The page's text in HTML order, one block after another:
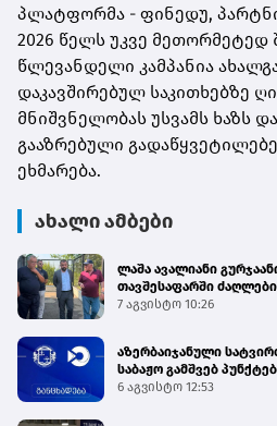
პლატფორმა - ფინედუ,
2026 წელს უკვე მეთორმეტედ
წლევანდელი კამპანია
დაკავშირებულ საკითხებზე
მნიშვნელობას უსვამს ხაზს
გააზრებული
ეხმარება.
ახალი ამბები
ლაშა ავალიანი
თავშესაფარში
მართვის პროგრამის
7 აგვისტო 10:26
აზერბაიჯანული
საბაჟო გამშვებ
მიმდინარეობს -
6 აგვისტო 12:53